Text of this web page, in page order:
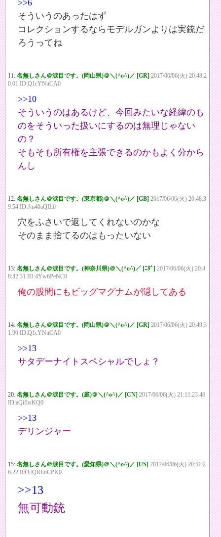
>>6
そういうのあったはず
コレクションするならモデルガンよりは実銃だ
ろうってね
11: 名無しさん＠涙目です。(岡山県)＠＼(^o^)／ [GR] 2017/06/06(火) 20:48:2
0.01 ID:Q1cYNuCA0
>>10
そういうのはあるけど、今回みたいな経緯のも
のをそういった扱いにするのは無理じゃない
の？
そもそも所有権を主張できるのかもよく分から
んし
12: 名無しさん＠涙目です。(東京都)＠＼(^o^)／ [GB] 2017/06/06(火) 20:48:3
9.54 ID:Jm40aQIL0
穴をふさいで返してくれないのかな
そのまま捨てるのはもったいない
13: 名無しさん＠涙目です。(神奈川県)＠＼(^o^)／ [ﾆﾀﾞ] 2017/06/06(火) 20:4
8:42.31 ID:4Yw6PeNC0
俺の股間にもビッグマグナムが隠してある
14: 名無しさん＠涙目です。(岡山県)＠＼(^o^)／ [GR] 2017/06/06(火) 20:49:3
1.90 ID:Q1cYNuCA0
>>13
サタデーナイトスペシャルでしょ？
20: 名無しさん＠涙目です。(庭)＠＼(^o^)／ [CN] 2017/06/06(火) 21:11:23.46
ID:aQifhsKQ0
>>13
デリンジャー
15: 名無しさん＠涙目です。(愛知県)＠＼(^o^)／ [US] 2017/06/06(火) 20:51:2
6.22 ID:UQREuCPK0
>>13
無可動銃